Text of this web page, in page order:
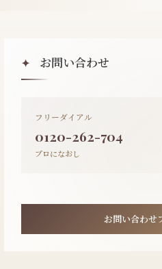
✦ お問い合わせ
フリーダイアル
0120-262-704
プロになおし
お問い合わせ